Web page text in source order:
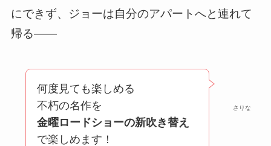
にできず、ジョーは自分のアパートへと連れて
帰る――
さりな
何度見ても楽しめる
不朽の名作を
金曜ロードショーの新吹き替え
で楽しめます！